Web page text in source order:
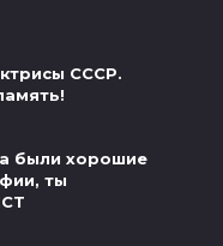
СССР.
были хорошие
ты